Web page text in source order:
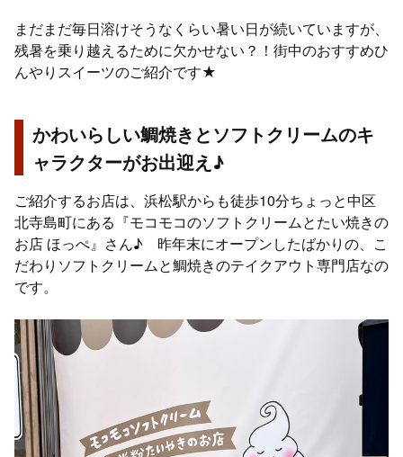
まだまだ毎日溶けそうなくらい暑い日が続いていますが、
残暑を乗り越えるために欠かせない？！街中のおすすめひ
んやりスイーツのご紹介です★
かわいらしい鯛焼きとソフトクリームのキ
ャラクターがお出迎え♪
ご紹介するお店は、浜松駅からも徒歩10分ちょっと中区
北寺島町にある『モコモコのソフトクリームとたい焼きの
お店 ほっぺ』さん♪ 昨年末にオープンしたばかりの、こ
だわりソフトクリームと鯛焼きのテイクアウト専門店なの
です。